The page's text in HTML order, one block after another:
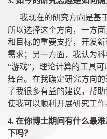
我现在的研究方向是基
所以选择这个方向，一方
和目标的重要支撑，开发
需求；另一方面，我认为
“游戏”，理论计算的工具
舞台。在我确定研究方向
了我很多有益的建议，帮
使我可以顺利开展研究工作
4. 在你博士期间有什么最
下吗？